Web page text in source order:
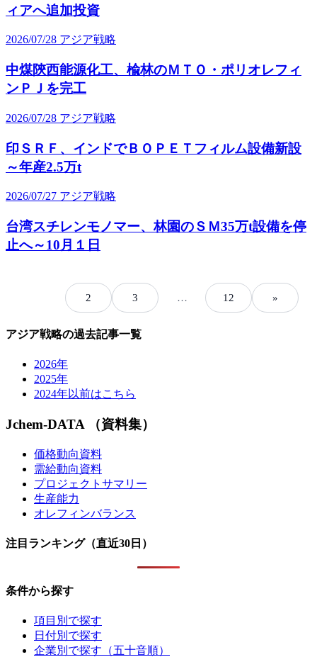
ィアへ追加投資
2026/07/28 アジア戦略
中煤陝西能源化工、楡林のＭＴＯ・ポリオレフィ
ンＰＪを完工
2026/07/28 アジア戦略
印ＳＲＦ、インドでＢＯＰＥＴフィルム設備新設
～年産2.5万t
2026/07/27 アジア戦略
台湾スチレンモノマー、林園のＳＭ35万t設備を停
止へ～10月１日
2 3 … 12 »
アジア戦略の過去記事一覧
2026年
2025年
2024年以前はこちら
Jchem-DATA （資料集）
価格動向資料
需給動向資料
プロジェクトサマリー
生産能力
オレフィンバランス
注目ランキング（直近30日）
条件から探す
項目別で探す
日付別で探す
企業別で探す（五十音順）